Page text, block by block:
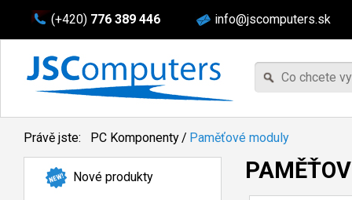
(+420) 776 389 446 info@jscomputers.sk
Právě jste: PC Komponenty/ Paměťové moduly
Nové produkty